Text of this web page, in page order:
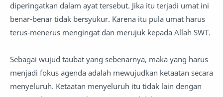
diperingatkan dalam ayat tersebut. Jika itu terjadi umat ini
benar-benar tidak bersyukur. Karena itu pula umat harus
terus-menerus mengingat dan merujuk kepada Allah SWT.
Sebagai wujud taubat yang sebenarnya, maka yang harus
menjadi fokus agenda adalah mewujudkan ketaatan secara
menyeluruh. Ketaatan menyeluruh itu tidak lain dengan